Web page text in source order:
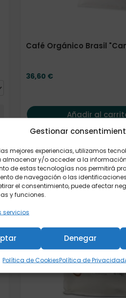
Gestionar
mejores experiencias, utilizamos
almacenar y/o acceder a la
de estas tecnologías nos permitirá
de navegación o las
el consentimiento, puede afectar
y funciones.
servicios
Denegar
Política de CookiesPolítica de Privacidad
Café Orgánico Brasil
36,60 €
Añadir al